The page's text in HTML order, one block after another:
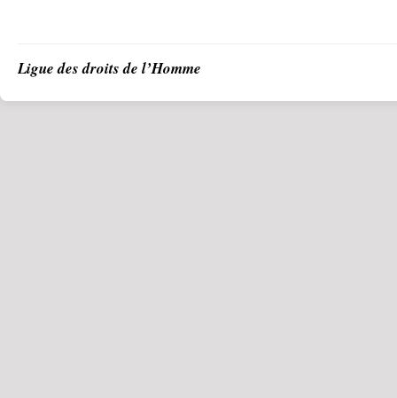
Ligue des droits de l’Homme